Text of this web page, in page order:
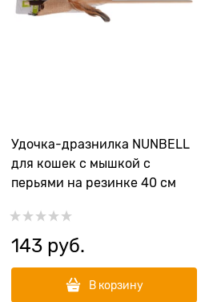
Удочка-дразнилка NUNBELL
для кошек с мышкой с
перьями на резинке 40 см
143 руб.
В корзину